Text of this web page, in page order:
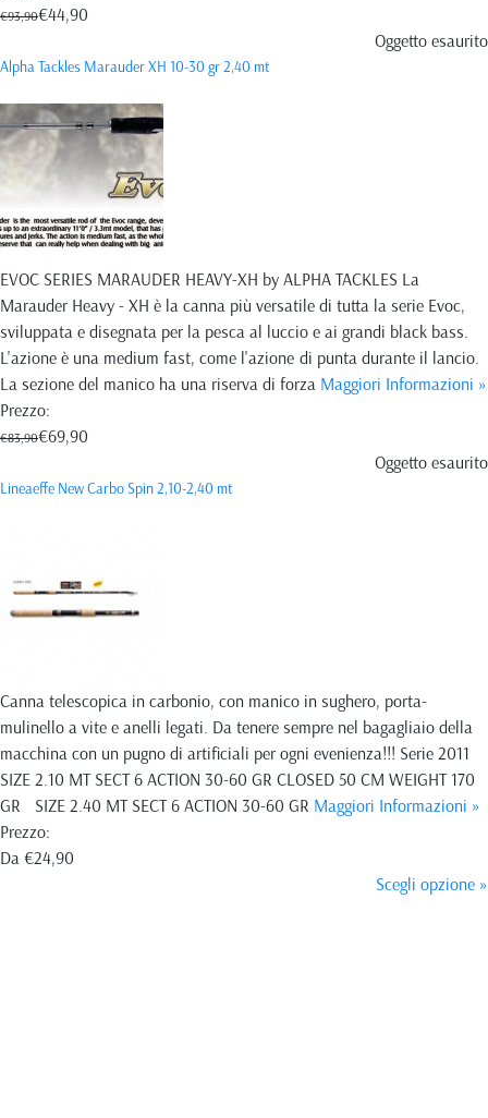
€93,90€44,90
Oggetto esaurito
Alpha Tackles Marauder XH 10-30 gr 2,40 mt
EVOC SERIES MARAUDER HEAVY-XH by ALPHA TACKLES La
Marauder Heavy - XH è la canna più versatile di tutta la serie Evoc,
sviluppata e disegnata per la pesca al luccio e ai grandi black bass.
L'azione è una medium fast, come l'azione di punta durante il lancio.
La sezione del manico ha una riserva di forza Maggiori Informazioni »
Prezzo:
€83,90€69,90
Oggetto esaurito
Lineaeffe New Carbo Spin 2,10-2,40 mt
Canna telescopica in carbonio, con manico in sughero, porta-
mulinello a vite e anelli legati. Da tenere sempre nel bagagliaio della
macchina con un pugno di artificiali per ogni evenienza!!! Serie 2011
SIZE 2.10 MT SECT 6 ACTION 30-60 GR CLOSED 50 CM WEIGHT 170
GR SIZE 2.40 MT SECT 6 ACTION 30-60 GR Maggiori Informazioni »
Prezzo:
Da €24,90
Scegli opzione »